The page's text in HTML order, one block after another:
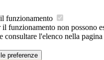
funzionamento
funzionamento non possono
consultare l'elenco nella
preferenze